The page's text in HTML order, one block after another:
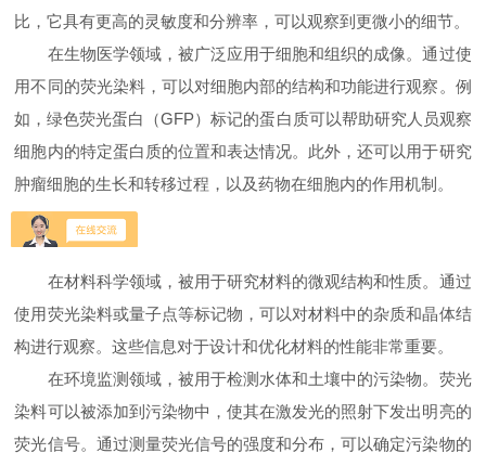
比，它具有更高的灵敏度和分辨率，可以观察到更微小的细节。
在生物医学领域，被广泛应用于细胞和组织的成像。通过使
用不同的荧光染料，可以对细胞内部的结构和功能进行观察。例
如，绿色荧光蛋白（GFP）标记的蛋白质可以帮助研究人员观察
细胞内的特定蛋白质的位置和表达情况。此外，还可以用于研究
肿瘤细胞的生长和转移过程，以及药物在细胞内的作用机制。
在材料科学领域，被用于研究材料的微观结构和性质。通过
使用荧光染料或量子点等标记物，可以对材料中的杂质和晶体结
构进行观察。这些信息对于设计和优化材料的性能非常重要。
在环境监测领域，被用于检测水体和土壤中的污染物。荧光
染料可以被添加到污染物中，使其在激发光的照射下发出明亮的
荧光信号。通过测量荧光信号的强度和分布，可以确定污染物的